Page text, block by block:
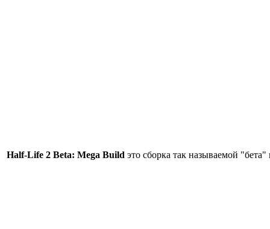
Half-Life 2 Beta: Mega Build это сборка так называемой